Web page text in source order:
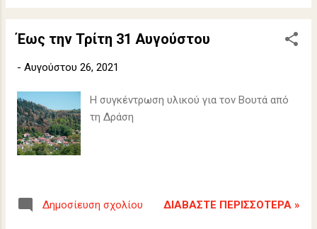
Έως την Τρίτη 31 Αυγούστου
- Αυγούστου 26, 2021
Η συγκέντρωση υλικού για τον Βουτά από
τη Δράση
Δημοσίευση σχολίου ΔΙΑΒΆΣΤΕ ΠΕΡΙΣΣΌΤΕΡΑ »